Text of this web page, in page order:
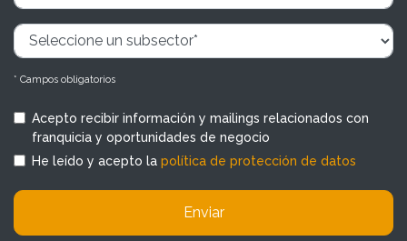
* Campos obligatorios
Acepto recibir información y mailings relacionados con
franquicia y oportunidades de negocio
He leído y acepto la política de protección de datos
Enviar